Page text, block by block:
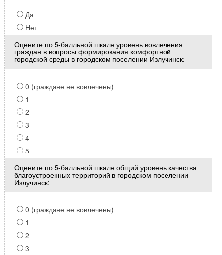
Да
Нет
Оцените по 5-балльной шкале уровень вовлечения
граждан в вопросы формирования комфортной
городской среды в городском поселении Излучинск:
0 (граждане не вовлечены)
1
2
3
4
5
Оцените по 5-балльной шкале общий уровень качества
благоустроенных территорий в городском поселении
Излучинск:
0 (граждане не вовлечены)
1
2
3